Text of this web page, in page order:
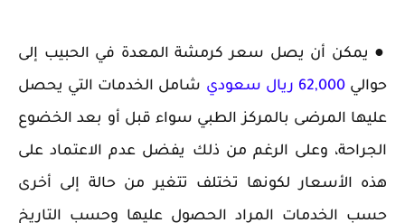
‏● يمكن أن يصل سعر كرمشة المعدة في الحبيب إلى
حوالي62,000 ريال سعودي
شامل الخدمات التي يحصل
عليها المرضى بالمركز الطبي سواء قبل أو بعد الخضوع
الجراحة، وعلى الرغم من ذلك يفضل عدم الاعتماد على
هذه الأسعار لكونها تختلف تتغير من حالة إلى أخرى
حسب الخدمات المراد الحصول عليها وحسب التاريخ